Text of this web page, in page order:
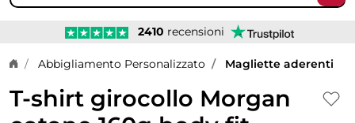
2410 recensioni
Home page
Abbigliamento Personalizzato Magliette aderenti
T-shirt girocollo Morgan